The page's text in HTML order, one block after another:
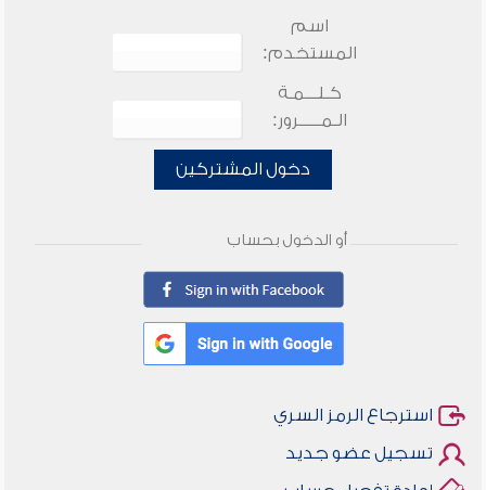
اسم
المستخدم:
كـلـــمـة
الـمـــــرور:
دخول المشتركين
أو الدخول بحساب
استرجاع الرمز السري
تسجيل عضو جديد